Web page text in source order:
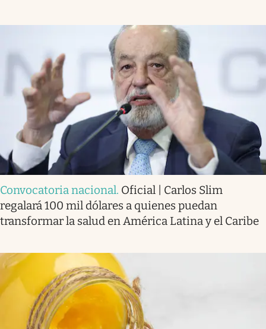
Convocatoria nacional. Oficial | Carlos Slim
regalará 100 mil dólares a quienes puedan
transformar la salud en América Latina y el Caribe